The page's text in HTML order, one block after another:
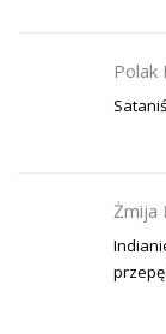
Polak
Żmija